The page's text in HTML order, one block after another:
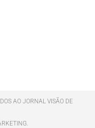
AO JORNAL VISÃO DE